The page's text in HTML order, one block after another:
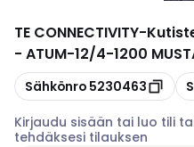
TE CONNECTIVITY-
- ATUM-12/4-1200
Kopioi
Sähkönro 5230463
Kirjaudu sisään tai luo tili
tehdäksesi tilauksen